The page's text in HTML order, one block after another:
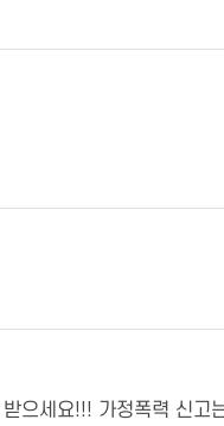
받으세요!!! 가정폭력 신